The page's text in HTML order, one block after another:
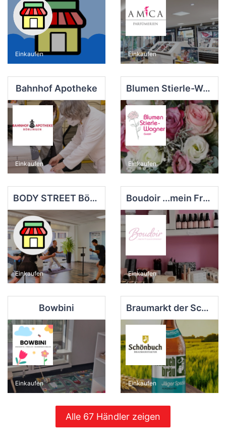
Einkaufen Einkaufen
Bahnhof Apotheke
Einkaufen
Blumen Stierle-Wagner GmbH
Einkaufen
BODY STREET Böblingen | EMS Training
Einkaufen
Boudoir ...mein Frauenzimmer
Einkaufen
Bowbini
Einkaufen
Braumarkt der Schönbuch Braumanufaktur
Einkaufen
Alle 67 Händler zeigen